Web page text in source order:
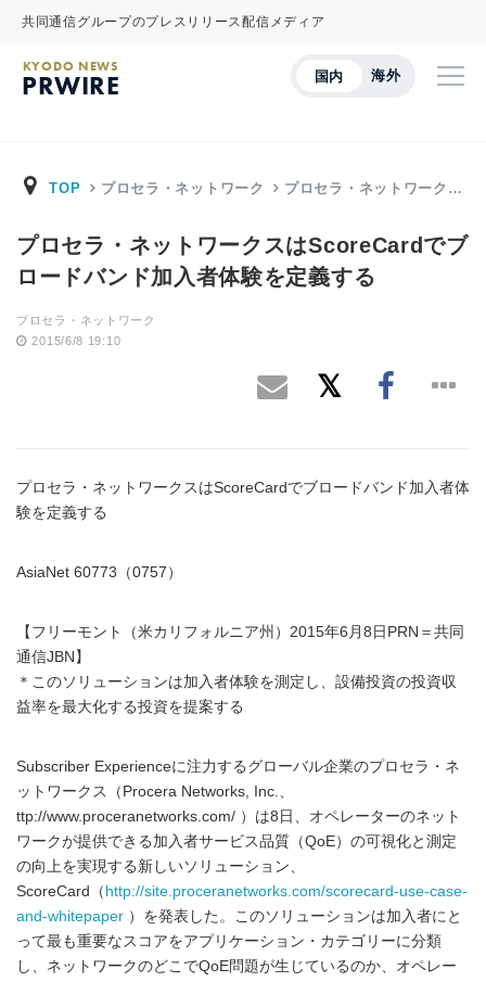
共同通信グループのプレスリリース配信メディア
国内 海外
KYODO NEWS
PRWIRE
TOP プロセラ・ネットワーク プロセラ・ネットワーク…
プロセラ・ネットワークスはScoreCardでブ
ロードバンド加入者体験を定義する
プロセラ・ネットワーク
2015/6/8 19:10
プロセラ・ネットワークスはScoreCardでブロードバンド加入者体
験を定義する
AsiaNet 60773（0757）
【フリーモント（米カリフォルニア州）2015年6月8日PRN＝共同
通信JBN】
＊このソリューションは加入者体験を測定し、設備投資の投資収
益率を最大化する投資を提案する
Subscriber Experienceに注力するグローバル企業のプロセラ・ネ
ットワークス（Procera Networks, Inc.、
ttp://www.proceranetworks.com/ ）は8日、オペレーターのネット
ワークが提供できる加入者サービス品質（QoE）の可視化と測定
の向上を実現する新しいソリューション、
ScoreCard（ http://site.proceranetworks.com/scorecard-use-case-
and-whitepaper ）を発表した。このソリューションは加入者にと
って最も重要なスコアをアプリケーション・カテゴリーに分類
し、ネットワークのどこでQoE問題が生じているのか、オペレー